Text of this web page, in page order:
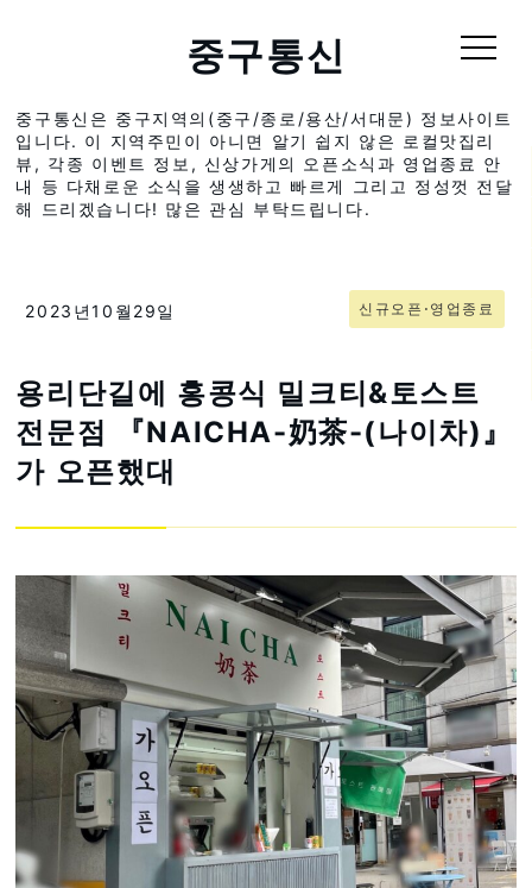
중구통신
중구통신은 중구지역의(중구/종로/용산/서대문) 정보사이트
입니다. 이 지역주민이 아니면 알기 쉽지 않은 로컬맛집리
뷰, 각종 이벤트 정보, 신상가게의 오픈소식과 영업종료 안
내 등 다채로운 소식을 생생하고 빠르게 그리고 정성껏 전달
해 드리겠습니다! 많은 관심 부탁드립니다.
2023년10월29일 신규오픈⋅영업종료
용리단길에 홍콩식 밀크티&토스트
전문점 『NAICHA-奶茶-(나이차)』
가 오픈했대